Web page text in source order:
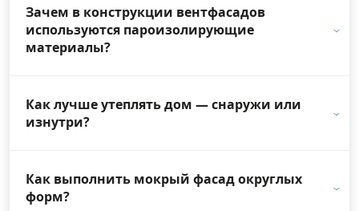
Зачем в конструкции вентфасадов
используются пароизолирующие
материалы?
Как лучше утеплять дом — снаружи или
изнутри?
Как выполнить мокрый фасад округлых
форм?